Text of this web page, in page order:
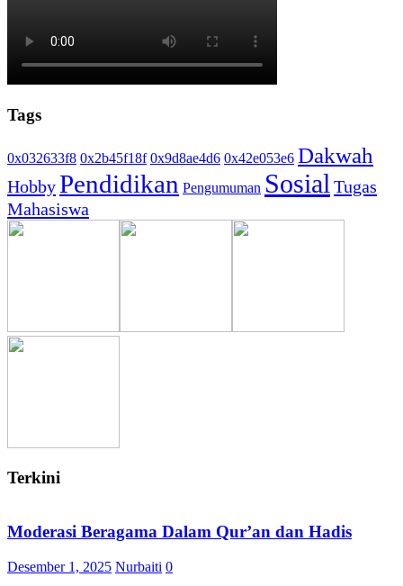
Tags
0x032633f8 0x2b45f18f 0x9d8ae4d6 0x42e053e6 Dakwah
HobbyPendidikan Pengumuman Sosial Tugas
Mahasiswa
Terkini
Moderasi Beragama Dalam Qur’an dan Hadis
Desember 1, 2025 Nurbaiti 0